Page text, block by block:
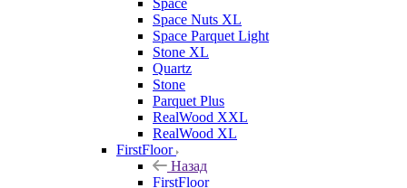
Space
Space Nuts XL
Space Parquet Light
Stone XL
Quartz
Stone
Parquet Plus
RealWood XXL
RealWood XL
FirstFloor
Назад
FirstFloor